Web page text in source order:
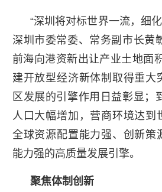
“深圳将对标世界一流，细化
深圳市委常委、常务副市长黄
前海向港资新出让产业土地面
建开放型经济新体制取得重大
区发展的引擎作用日益彰显；
人口大幅增加，营商环境达到
全球资源配置能力强、创新策
能力强的高质量发展引擎。
聚焦体制创新